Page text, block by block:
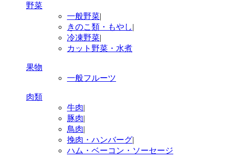
野菜
一般野菜|
きのこ類・もやし|
冷凍野菜|
カット野菜・水煮
果物
一般フルーツ
肉類
牛肉|
豚肉|
鳥肉|
挽肉・ハンバーグ|
ハム・ベーコン・ソーセージ